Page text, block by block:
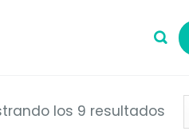
los 9 resultados